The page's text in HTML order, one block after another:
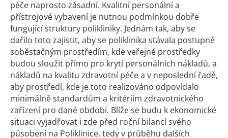
péče naprosto zásadní. Kvalitní personální a
přístrojové vybavení je nutnou podmínkou dobře
fungující struktury polikliniky. Jednám tak, aby se
dařilo toto zajistit, aby se poliklinika stávala postupně
soběstačným prostředím, kde veřejné prostředky
budou sloužit přímo pro krytí personálních nákladů, a
nákladů na kvalitu zdravotní péče a v neposlední řadě,
aby prostředí, kde je toto realizováno odpovídalo
minimálně standardům a kritériím zdravotnického
zařízení pro dané období. Blíže se budu k ekonomické
situaci vyjadřovat i zde před roční bilancí svého
působení na Poliklinice, tedy v průběhu dalších